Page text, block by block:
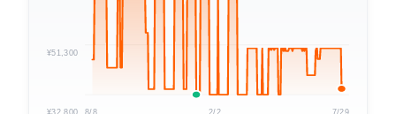
¥51,300